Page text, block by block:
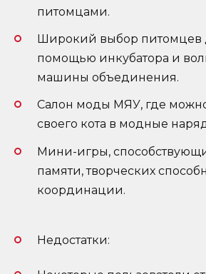
питомцами.
Широкий выбор питомцев
помощью инкубатора и
машины объединения.
Салон моды МЯУ, где
своего кота в модные
Мини-игры,
памяти, творческих
координации.
Недостатки: